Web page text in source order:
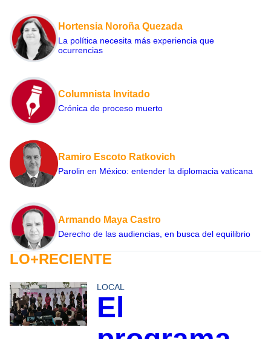
Hortensia Noroña Quezada
La política necesita más experiencia que
ocurrencias
Columnista Invitado
Crónica de proceso muerto
Ramiro Escoto Ratkovich
Parolin en México: entender la diplomacia vaticana
Armando Maya Castro
Derecho de las audiencias, en busca del equilibrio
LO+RECIENTE
LOCAL
El